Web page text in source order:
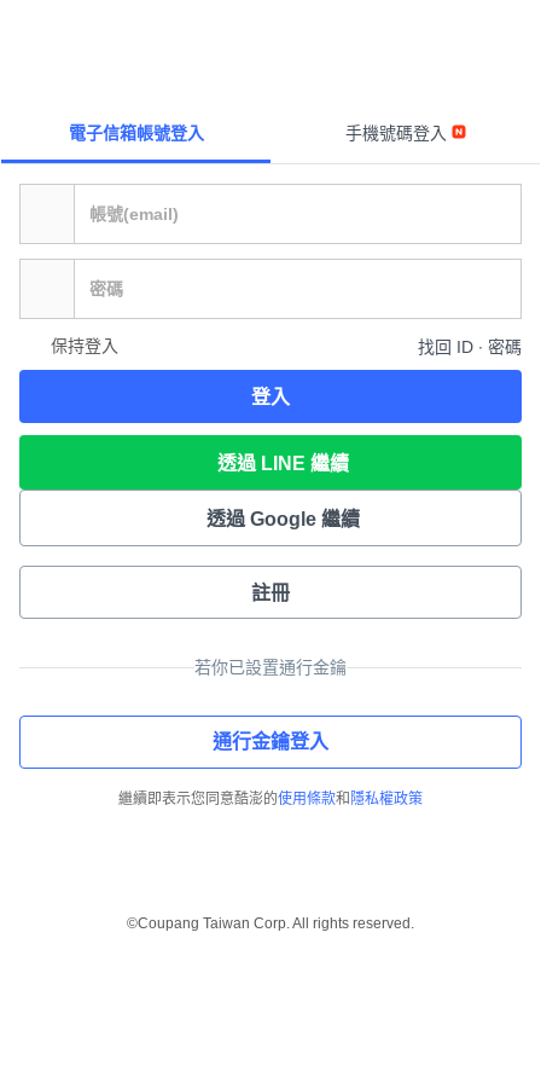
電子信箱帳號登入 手機號碼登入
保持登入 找回 ID ∙ 密碼
登入
透過 LINE 繼續
透過 Google 繼續
註冊
若你已設置通行金鑰
通行金鑰登入
繼續即表示您同意酷澎的使用條款和 隱私權政策
©Coupang Taiwan Corp. All rights reserved.